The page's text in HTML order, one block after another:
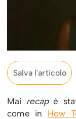
Salva l'articolo
Mai recapè
come in How